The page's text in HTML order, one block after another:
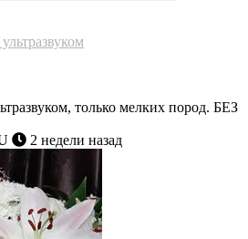
только мелких пород. БЕЗ
2 недели назад